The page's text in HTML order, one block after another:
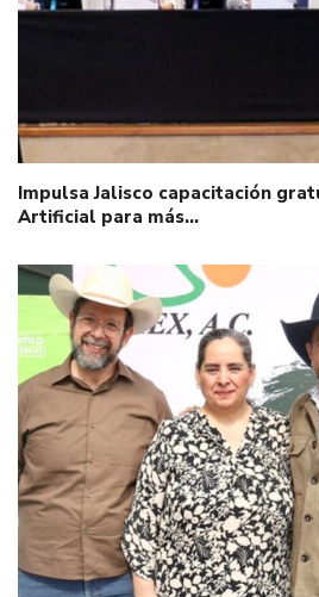
Impulsa Jalisco capacitación
Artificial para más…